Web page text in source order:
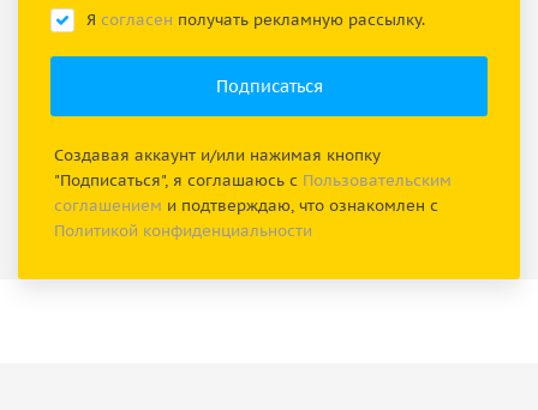
Я согласен получать рекламную рассылку.
Создавая аккаунт и/или нажимая кнопку
"Подписаться", я соглашаюсь с Пользовательским
соглашением и подтверждаю, что ознакомлен с
Политикой конфиденциальности